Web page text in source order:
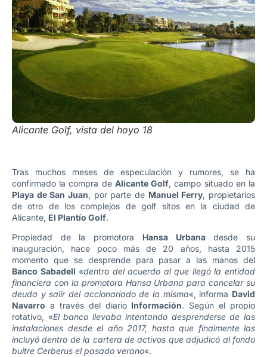
Alicante Golf, vista del hoyo 18
Tras muchos meses de especulación y rumores, se ha
confirmado la compra de Alicante Golf, campo situado en la
Playa de San Juan, por parte de Manuel Ferry, propietarios
de otro de los complejos de golf sitos en la ciudad de
Alicante, El Plantío Golf.
Propiedad de la promotora Hansa Urbanadesde su
inauguración, hace poco más de 20 años, hasta 2015
momento que se desprende para pasar a las manos del
Banco Sabadell «dentro del acuerdo al que llegó la entidad
financiera con la promotora Hansa Urbana para cancelar su
deuda y salir del accionariado de la misma«, informa David
Navarro a través del diario Información. Según el propio
rotativo, «El banco llevaba intentando desprenderse de las
instalaciones desde el año 2017, hasta que finalmente las
incluyó dentro de la cartera de activos que adjudicó al fondo
buitre Cerberus el pasado verano«.